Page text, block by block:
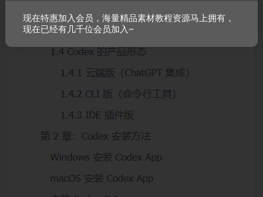
现在特惠加入会员，海量精品素材教程资源马上拥有，
现在已经有几千位会员加入~